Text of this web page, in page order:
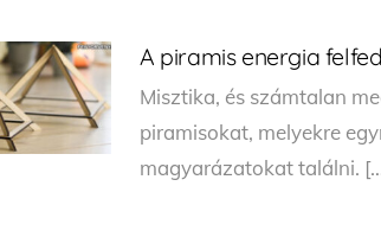
A piramis energia
Misztika, és számtalan
piramisokat, melyekre
magyarázatokat találni.